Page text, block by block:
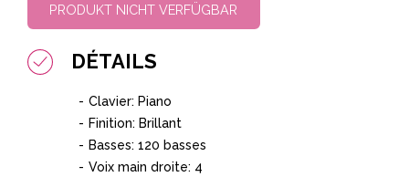
PRODUKT NICHT VERFÜGBAR
DÉTAILS
Clavier: Piano
Finition: Brillant
Basses: 120 basses
Voix main droite: 4